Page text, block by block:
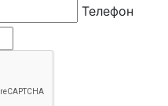
Телефон